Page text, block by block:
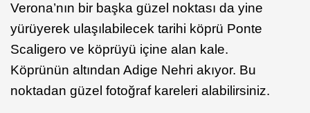
Verona’nın bir başka güzel noktası da yine
yürüyerek ulaşılabilecek tarihi köprü Ponte
Scaligero ve köprüyü içine alan kale.
Köprünün altından Adige Nehri akıyor. Bu
noktadan güzel fotoğraf kareleri alabilirsiniz.